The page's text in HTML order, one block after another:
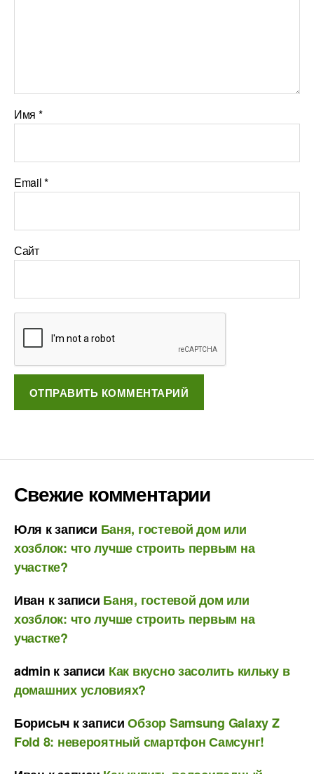
Имя *
Email*
Сайт
Свежие комментарии
Юля к записи Баня, гостевой дом или
хозблок: что лучше строить первым на
участке?
Иван к записи Баня, гостевой дом или
хозблок: что лучше строить первым на
участке?
admin к записи Как вкусно засолить кильку в
домашних условиях?
Борисыч к записиОбзор Samsung Galaxy Z
Fold 8: невероятный смартфон Самсунг!